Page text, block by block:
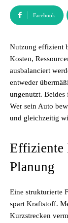
Facebook
Nutzung effizient
Kosten,
ausbalanciert
entweder
ungenutzt.
Wer sein Auto
und gleichzeitig
Effiziente
Planung
Eine strukturierte
spart Kraftstoff.
Kurzstrecken